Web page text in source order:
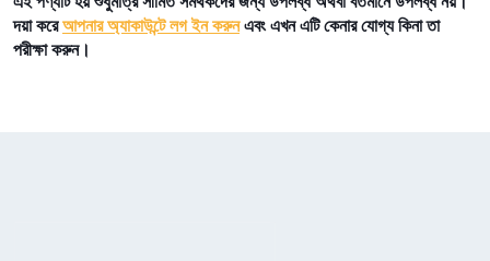
দয়া করেআপনার অ্যাকাউন্টে লগ ইন করুনএবং এখন এটি কেনার যোগ্য কিনা তা
পরীক্ষা করুন।